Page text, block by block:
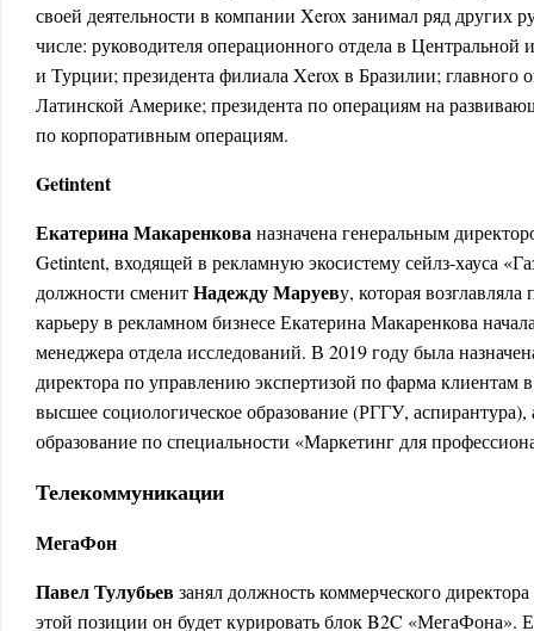
своей деятельности в компании Xerox занимал ряд других
числе: руководителя операционного отдела в
и Турции; президента филиала Xerox в Бразилии; главного
Латинской Америке; президента по операциям на
по корпоративным операциям.
Getintent
Екатерина Макаренкованазначена генеральным
Getintent, входящей в рекламную экосистему сейлз-хауса
должности сменитНадежду Маруеву, которая
карьеру в рекламном бизнесе Екатерина Макаренкова
менеджера отдела исследований. В 2019 году была
директора по управлению экспертизой по фарма клиентам
высшее социологическое образование (РГГУ,
образование по специальности «Маркетинг для
Телекоммуникации
МегаФон
Па­вел Ту­лубь­евза­нял дол­жность ком­мерчес­ко­го
этой по­зиции он бу­дет ку­риро­вать блок B2C «Ме­гаФо­на».